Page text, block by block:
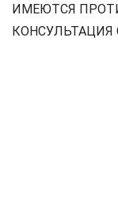
ИМЕЮТСЯ
КОНСУЛЬТАЦИЯ